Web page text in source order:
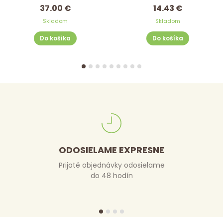
37.00 €
Skladom
Do košíka
14.43 €
Skladom
Do košíka
ODOSIELAME EXPRESNE
Prijaté objednávky odosielame
do 48 hodín